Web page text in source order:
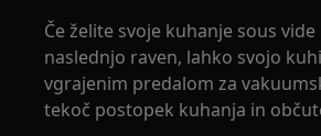
Če želite svoje kuhanje sous
naslednjo raven, lahko svojo
vgrajenim predalom za
tekoč postopek kuhanja in